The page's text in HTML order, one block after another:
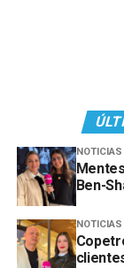
NOTICIAS
Ben-
NOTICIAS